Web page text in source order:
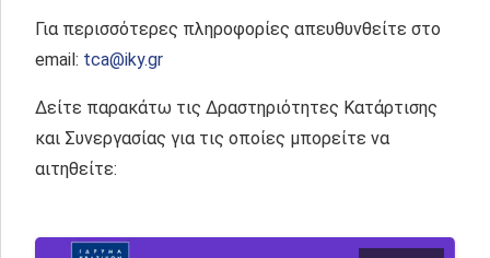
Για περισσότερες πληροφορίες απευθυνθείτε στο
email: tca@iky.gr
Δείτε παρακάτω τις Δραστηριότητες Κατάρτισης
και Συνεργασίας για τις οποίες μπορείτε να
αιτηθείτε: